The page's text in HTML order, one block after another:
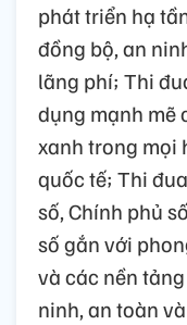
phát triển hạ
đồng bộ, an
lãng phí; Thi
dụng mạnh mẽ
xanh trong mọi
quốc tế; Thi
số, Chính phủ
số gắn với
và các nền
ninh, an toàn